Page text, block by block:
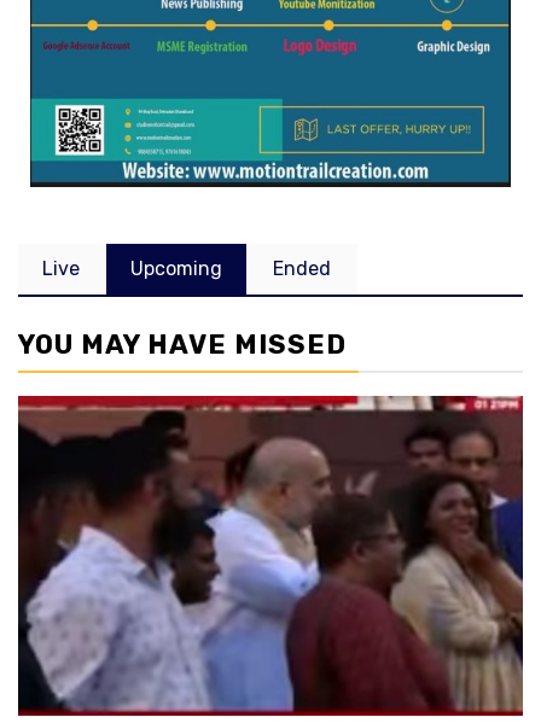
Live Upcoming Ended
YOU MAY HAVE MISSED